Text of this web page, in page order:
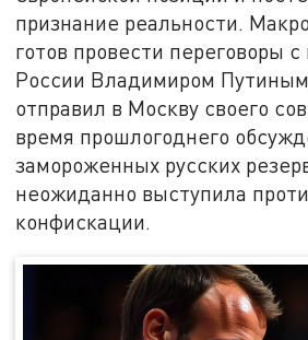
признание реальности.
готов провести переговоры
России Владимиром
отправил в Москву своего
время прошлогоднего
замороженных русских
неожиданно выступила
конфискации.